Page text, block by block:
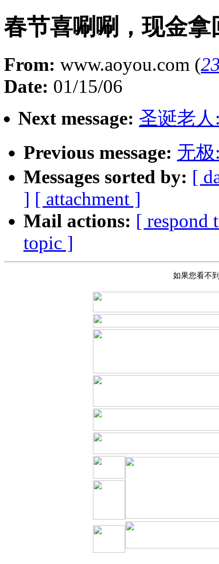
春节喜唰唰，现金
From: www.aoyou.com (
Date: 01/15/06
Next message: 圣诞老
Previous message: 无
Messages sorted by: [
] [ attachment ]
Mail actions: [ respond
topic ]
如果您看不